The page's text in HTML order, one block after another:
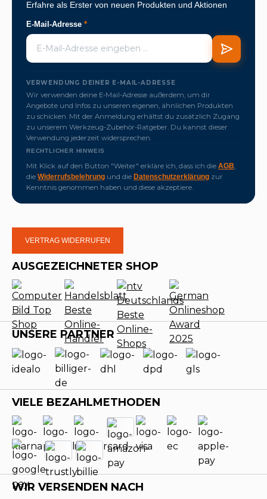
Erfahre als Erster von neuen Produkten und Aktionen
E-Mail-Adresse *
VERWENDUNG DEINER E-MAIL-ADRESSE
Wir verwenden deine E-Mail-Adresse außerdem, um dir
Angebote und Infos zu unseren eigenen, ähnlichen Produkten
zu schicken. Mit der Anmeldung erhältst du zusätzlich Zugang
zu unserem Werkzeug-Zubehör-Ratgeber. Du kannst dieser
Verwendung jederzeit widersprechen.
RECHTLICHER HINWEIS
Mit Klick auf den Button "Weiter" erkläre ich, dass ich die AGB,
die Widerrufsbelehrung und die Datenschutzerklärung zur
Kenntnis genommen haben und diese akzeptiere.
VERTRAG WIDERRUFEN
AUSGEZEICHNETER SHOP
UNSERE PARTNER
VIELE BEZAHLMETHODEN
WIR VERSENDEN NACH